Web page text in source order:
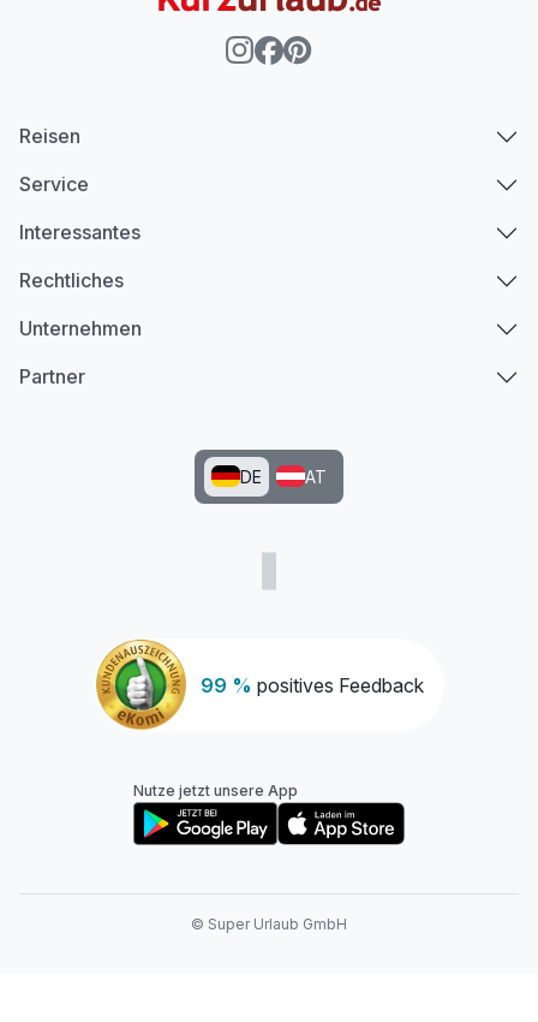
99 % positives Feedback
Reisen
Service
Interessantes
Rechtliches
Unternehmen
Partner
DE AT
Nutze jetzt unsere App
© Super Urlaub GmbH